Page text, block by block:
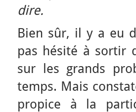
dire.
Bien sûr, il y a eu
pas hésité à sortir
sur les grands
temps. Mais
propice à la